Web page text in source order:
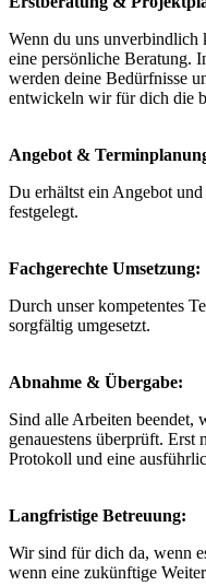
Wenn du uns
eine persönliche Beratung.
werden deine Bedürfnisse
entwickeln wir für dich die
Angebot &
Du erhältst ein Angebot
festgelegt.
Fachgerechte Umsetzung:
Durch unser kompetentes
sorgfältig umgesetzt.
Abnahme & Übergabe:
Sind alle Arbeiten beendet,
genauestens überprüft. Erst
Protokoll und eine
Langfristige Betreuung:
Wir sind für dich da, wenn
wenn eine zukünftige